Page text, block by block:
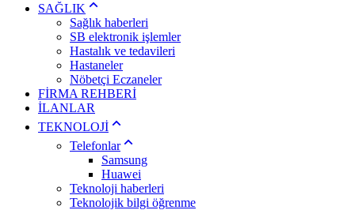
SAĞLIK
Sağlık haberleri
SB elektronik işlemler
Hastalık ve tedavileri
Hastaneler
Nöbetçi Eczaneler
FİRMA REHBERİ
İLANLAR
TEKNOLOJİ
Telefonlar
Samsung
Huawei
Teknoloji haberleri
Teknolojik bilgi öğrenme